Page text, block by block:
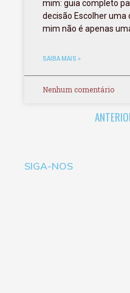
mim: guia completo
decisão Escolher
mim não é apenas
SAIBA MAIS »
Nenhum comentário
SIGA-NOS